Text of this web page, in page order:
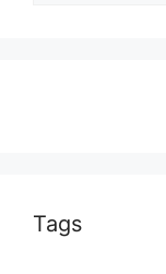
Tags